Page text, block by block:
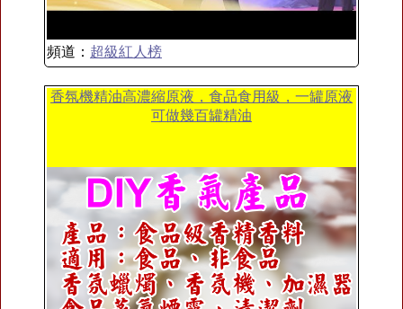
頻道： 超級紅人榜
香氛機精油高濃縮原液，食品食用級，一罐原液
可做幾百罐精油